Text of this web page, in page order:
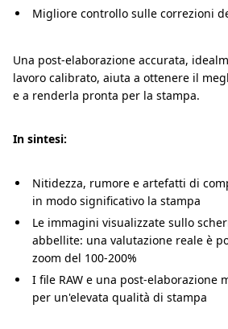
Migliore controllo sulle correzioni
Una post-elaborazione accurata,
lavoro calibrato, aiuta a ottenere il
e a renderla pronta per la stampa.
In sintesi:
Nitidezza, rumore e artefatti di
in modo significativo la stampa
Le immagini visualizzate sullo
abbellite: una valutazione reale è
zoom del 100-200%
I file RAW e una post-elaborazione
per un'elevata qualità di stampa